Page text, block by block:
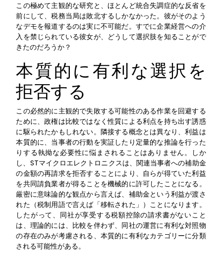
この極めて主観的な研究と、ほとんど統合失調症的な反省を
前にして、税務当局は敗北するしかなかった。彼がそのよう
なデモを報道するのは実に不可能だ。すでに企業経営への介
入を禁じられている彼女が、どうして選択肢を知ることがで
きたのだろうか？
本質的に有利な選択を
拒否する
この必然的に主観的で失敗する可能性のある作業を回避する
ために、政権は比較ではなく性質による利点を持ち出す誘惑
に駆られたかもしれない。隣接する概念とは異なり、利益は
本質的に、当事者の行動を実証したり定量的な推論を行った
りする執拗な必要性に悩まされることはありません。しか
し、STマイクロエレクトロニクスは、関連当事者への補助金
の金額の再請求を拒否することにより、自らが得ていた利益
を共同請負業者が得ることを機械的に許可したことになる。
厳密に意味論的な観点から言えば、補助金という利益が渡さ
れた（税制用語で言えば「移転された」）ことになります。
したがって、同社が享受する税額控除の請求書がないこと
は、理論的には、比較を伴わず、同社の運営に有利な対照物
の存在のみが考慮される、本質的に有利なカテゴリーに分類
される可能性がある。